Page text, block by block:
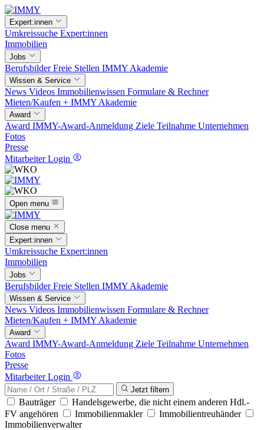
Expert:innen
Umkreissuche Expert:innen
Immobilien
Jobs
BerufsbilderFreie Stellen IMMY Akademie
Wissen & Service
News Videos Immobilienwissen Formulare & Rechner
Mieten/Kaufen + IMMY Akademie
Award
Award IMMY-Award-Anmeldung Ziele Teilnahme Unternehmen
Fotos
Presse
Mitarbeiter Login
Open menu
Close menu
Expert:innen
Umkreissuche Expert:innen
Immobilien
Jobs
BerufsbilderFreie Stellen IMMY Akademie
Wissen & Service
News Videos Immobilienwissen Formulare & Rechner
Mieten/Kaufen + IMMY Akademie
Award
Award IMMY-Award-Anmeldung Ziele Teilnahme Unternehmen
Fotos
Presse
Mitarbeiter Login
Jetzt filtern
Bauträger
Handelsgewerbe, die nicht einem anderen Hdl.-
FV angehören
Immobilienmakler
Immobilientreuhänder
Immobilienverwalter